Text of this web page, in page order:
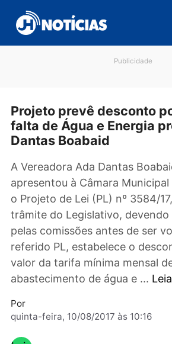
para
conteúdo
Projeto prevê desconto
falta de Água e Energia
A Vereadora Ada Dantas
apresentou à Câmara
o Projeto de Lei (PL) nº
trâmite do Legislativo,
pelas comissões antes de
referido PL, estabelece o
abastecimento de água e ...
Por